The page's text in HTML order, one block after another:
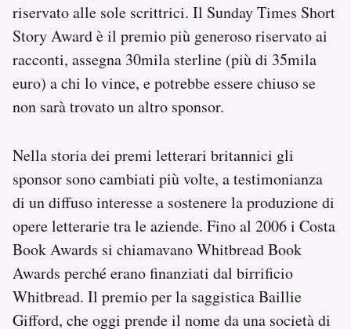
riservato alle sole scrittrici. Il Sunday Times Short
Story Award è il premio più generoso riservato ai
racconti, assegna 30mila sterline (più di 35mila
euro) a chi lo vince, e potrebbe essere chiuso se
non sarà trovato un altro sponsor.
Nella storia dei premi letterari britannici gli
sponsor sono cambiati più volte, a testimonianza
di un diffuso interesse a sostenere la produzione di
opere letterarie tra le aziende. Fino al 2006 i Costa
Book Awards si chiamavano Whitbread Book
Awards perché erano finanziati dal birrificio
Whitbread. Il premio per la saggistica Baillie
Gifford, che oggi prende il nome da una società di